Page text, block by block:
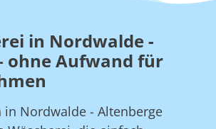
in Nordwalde -
ohne Aufwand für
Nordwalde - Altenberge